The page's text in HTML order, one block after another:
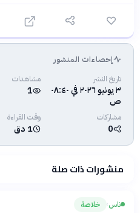
فلسفتنا المعرفية·سياسة الذكاء الاصطناعيإحصاءات المنشور
تاريخ النشر
٣ يونيو ٢٠٢٦ في ٠٨:٤٠
ص
مشاهدات
1
مشاركات
0
وقت القراءة
1 دق
منشورات ذات صلة
ناس› خلاصة